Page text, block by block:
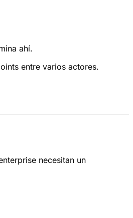
ahí.
entre varios actores.
necesitan un